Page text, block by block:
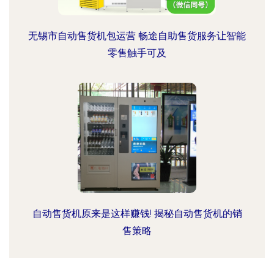
无锡市自动售货机包运营 畅途自助售货服务让智能
零售触手可及
自动售货机原来是这样赚钱! 揭秘自动售货机的销
售策略